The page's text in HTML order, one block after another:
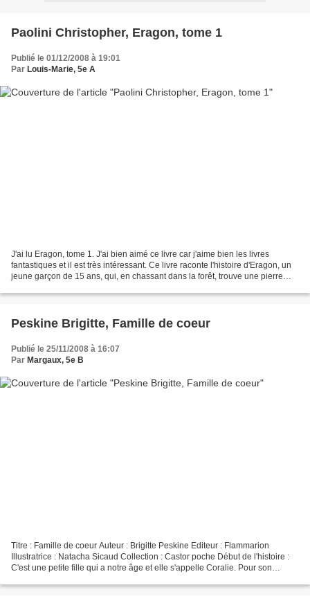
Paolini Christopher, Eragon, tome 1
Publié le 01/12/2008 à 19:01
Par Louis-Marie, 5e A
J'ai lu Eragon, tome 1. J'ai bien aimé ce livre car j'aime bien les livres
fantastiques et il est très intéressant. Ce livre raconte l'histoire d'Eragon, un
jeune garçon de 15 ans, qui, en chassant dans la forêt, trouve une pierre
Peskine Brigitte, Famille de coeur
Publié le 25/11/2008 à 16:07
Par Margaux, 5e B
Titre : Famille de coeur Auteur : Brigitte Peskine Editeur : Flammarion
Illustratrice : Natacha Sicaud Collection : Castor poche Début de l'histoire :
C'est une petite fille qui a notre âge et elle s'appelle Coralie. Pour son